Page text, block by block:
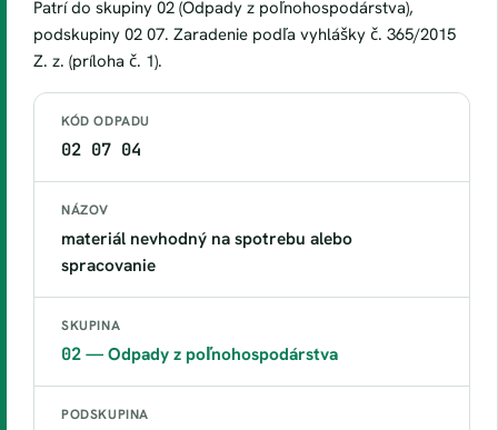
Patrí do skupiny 02 (Odpady z poľnohospodárstva),
podskupiny 02 07. Zaradenie podľa vyhlášky č. 365/2015
Z. z. (príloha č. 1).
KÓD ODPADU
02 07 04
NÁZOV
materiál nevhodný na spotrebu alebo
spracovanie
SKUPINA
02— Odpady z poľnohospodárstva
PODSKUPINA